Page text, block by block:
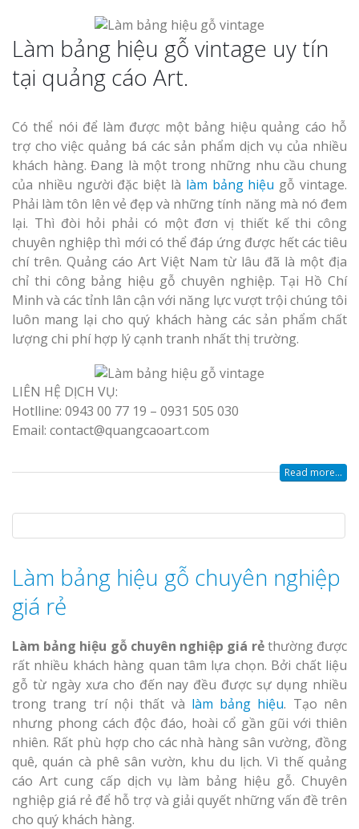
Làm bảng hiệu gỗ vintage uy tín
tại quảng cáo Art.
Có thể nói để làm được một bảng hiệu quảng cáo hỗ
trợ cho việc quảng bá các sản phẩm dịch vụ của nhiều
khách hàng. Đang là một trong những nhu cầu chung
của nhiều người đặc biệt là làm bảng hiệu gỗ vintage.
Phải làm tôn lên vẻ đẹp và những tính năng mà nó đem
lại. Thì đòi hỏi phải có một đơn vị thiết kế thi công
chuyên nghiệp thì mới có thể đáp ứng được hết các tiêu
chí trên. Quảng cáo Art Việt Nam từ lâu đã là một địa
chỉ thi công bảng hiệu gỗ chuyên nghiệp. Tại Hồ Chí
Minh và các tỉnh lân cận với năng lực vượt trội chúng tôi
luôn mang lại cho quý khách hàng các sản phẩm chất
lượng chi phí hợp lý cạnh tranh nhất thị trường.
LIÊN HỆ DỊCH VỤ:
Hotlline: 0943 00 77 19 – 0931 505 030
Email: contact@quangcaoart.com
Read more...
Làm bảng hiệu gỗ chuyên nghiệp
giá rẻ
Làm bảng hiệu gỗ chuyên nghiệp giá rẻthường được
rất nhiều khách hàng quan tâm lựa chọn. Bởi chất liệu
gỗ từ ngày xưa cho đến nay đều được sự dụng nhiều
trong trang trí nội thất và làm bảng hiệu. Tạo nên
nhưng phong cách độc đáo, hoài cổ gần gũi với thiên
nhiên. Rất phù hợp cho các nhà hàng sân vường, đồng
quê, quán cà phê sân vườn, khu du lịch. Vì thế quảng
cáo Art cung cấp dịch vụ làm bảng hiệu gỗ. Chuyên
nghiệp giá rẻ để hỗ trợ và giải quyết những vấn đề trên
cho quý khách hàng.